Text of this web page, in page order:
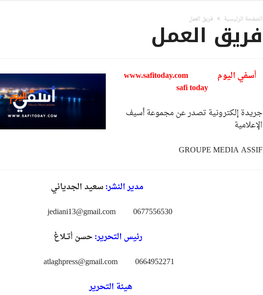
الصفحة الرئيسية فريق العمل
فريق العمل
أسفي اليوم www.safitoday.com
safi today
جريدة إلكترونية تصدر عن مجموعة أسيف
الإعلامية
GROUPE MEDIA ASSIF
مدير النشر:سعيد الجدياني
0677556530 jediani13@gmail.com
رئيس التحرير:حسن أتــلاغ
هيئة التحرير